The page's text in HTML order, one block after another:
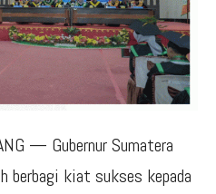
— Gubernur Sumatera
berbagi kiat sukses kepada